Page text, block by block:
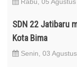
SDN 22 Jatibaru
Kota Bima
Senin, 03